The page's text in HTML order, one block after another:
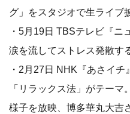
グ」をスタジオで生ライブ
・5月19日 TBSテレビ『ニ
涙を流してストレス発散す
・2月27日 NHK『あさイチ』
「リラックス法」がテー
様子を放映、博多華丸大吉